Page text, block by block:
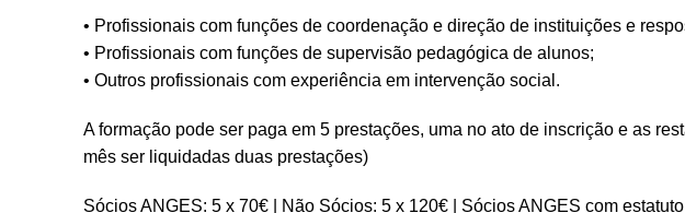
• Profissionais com funções de coordenação e direção de instituições e
• Profissionais com funções de supervisão pedagógica de alunos;
• Outros profissionais com experiência em intervenção social.
A formação pode ser paga em 5 prestações, uma no ato de inscrição e as
mês ser liquidadas duas prestações)
Sócios ANGES: 5 x 70€ | Não Sócios: 5 x 120€ | Sócios ANGES com